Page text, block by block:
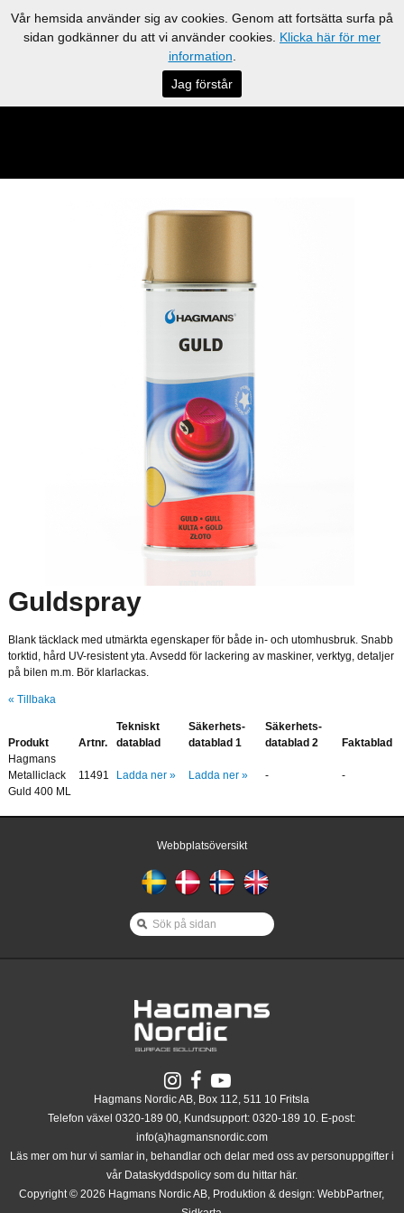
Guldspray
Blank täcklack med utmärkta egenskaper för både in- och utomhusbruk. Snabb
torktid, hård UV-resistent yta. Avsedd för lackering av maskiner, verktyg, detaljer
på bilen m.m. Bör klarlackas.
« Tillbaka
Produkt Artnr.
Tekniskt
datablad
Säkerhets-
datablad 1
Säkerhets-
datablad 2
Faktablad
Hagmans
Metalliclack
Guld 400 ML
11491 Ladda ner » Ladda ner » - -
Webbplatsöversikt
Hagmans Nordic AB, Box 112, 511 10 Fritsla
Telefon växel 0320-189 00, Kundsupport: 0320-189 10. E-post:
info(a)hagmansnordic.com
Läs mer om hur vi samlar in, behandlar och delar med oss av personuppgifter i
vår Dataskyddspolicy som du hittar här.
Copyright © 2026 Hagmans Nordic AB, Produktion & design:WebbPartner,
Vår hemsida använder sig av cookies. Genom att fortsätta surfa på
sidan godkänner du att vi använder cookies. Klicka här för mer
information
Jag förstår